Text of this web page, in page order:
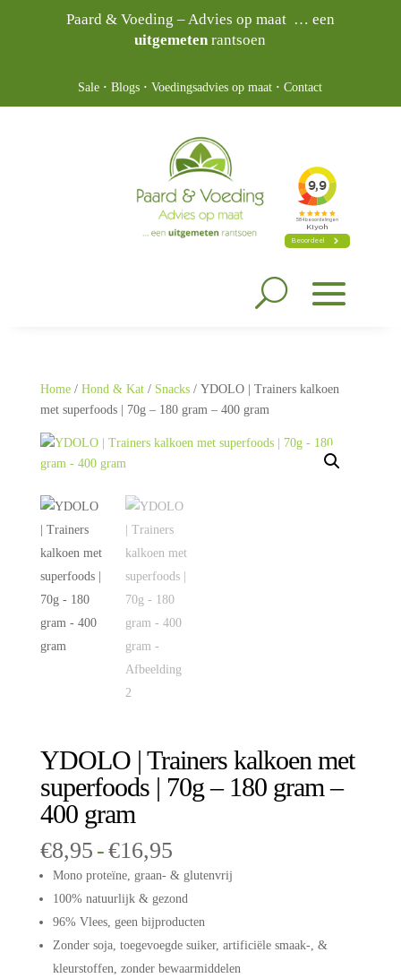
Paard & Voeding – Advies op maat … een
uitgemetenrantsoen
Sale ·Blogs ·Voedingsadvies op maat ·Contact
Home/ Hond & Kat/ Snacks/ YDOLO | Trainers kalkoen
met superfoods | 70g – 180 gram – 400 gram
YDOLO | Trainers kalkoen met
superfoods | 70g – 180 gram –
400 gram
€8,95 -€16,95Prijsklasse:
€8,95
tot
€16,95
Mono proteïne, graan- & glutenvrij
100% natuurlijk & gezond
96% Vlees, geen bijproducten
Zonder soja, toegevoegde suiker, artificiële smaak-, &
kleurstoffen, zonder bewaarmiddelen